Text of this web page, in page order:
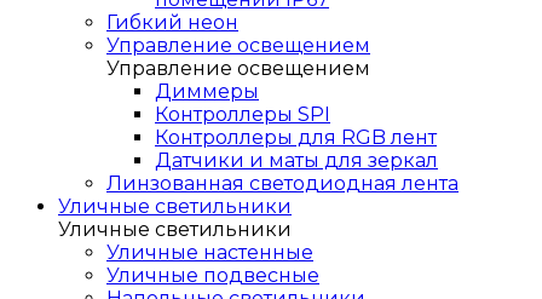
Гибкий неон
Управление освещением
Управление освещением
Диммеры
Контроллеры SPI
Контроллеры для RGB лент
Датчики и маты для зеркал
Линзованная светодиодная лента
Уличные светильники
Уличные светильники
Уличные настенные
Уличные подвесные